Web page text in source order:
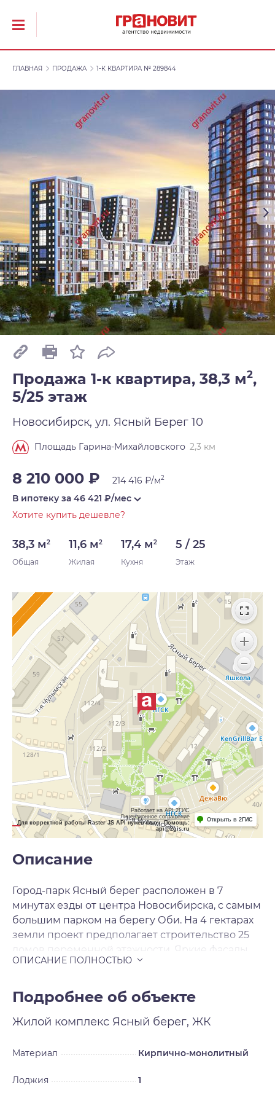
ГЛАВНАЯ ПРОДАЖА 1-К КВАРТИРА № 289844
Продажа 1-к квартира, 38,3 м2,
5/25 этаж
Новосибирск, ул. Ясный Берег 10
Площадь Гарина-Михайловского 2,3 км
8 210 000 ₽ 214 416 ₽/м2
В ипотеку за 46 421 ₽/мес
Хотите купить дешевле?
38,3 м2
Общая
11,6 м2
Жилая
17,4 м2
Кухня
5 / 25
Этаж
Работает на API 2ГИС
Лицензионное соглашение
Для корректной работы Raster JS API нужен ключ. Помощь:
api@2gis.ru
Открыть в 2ГИС
Описание
Город-парк Ясный берег расположен в 7
минутах езды от центра Новосибирска, с самым
большим парком на берегу Оби. На 4 гектарах
земли проект предполагает строительство 25
домов переменной этажности. Яркие фасады,
необычные цветовые переходы, панорамное
вдоль береговой линии , из квартир
открываются виды на реку Обь и Бугринский
мост или большой парк во дворе. Дворы
представляют собой зелёный сад для отдыха
потолками, дизайнерской отделкой и двумя
Подробнее об объекте
Жилой комплекс Ясный берег, ЖК
Материал Кирпично-монолитный
Лоджия 1